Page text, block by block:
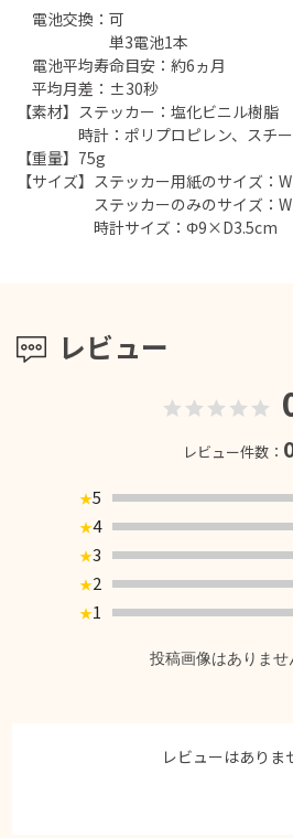
電池交換：可
単3電池1本
電池平均寿命目安：約6ヵ月
平均月差：±30秒
【素材】ステッカー：塩化ビニル樹脂
時計：ポリプロピレン、スチー
【重量】75g
【サイズ】ステッカー用紙のサイズ：
ステッカーのみのサイズ：
時計サイズ：Φ9×D3.5cm
レビュー
レビュー件数：
★5
★4
★3
★2
★1
投稿画像はありませ
レビューはありま